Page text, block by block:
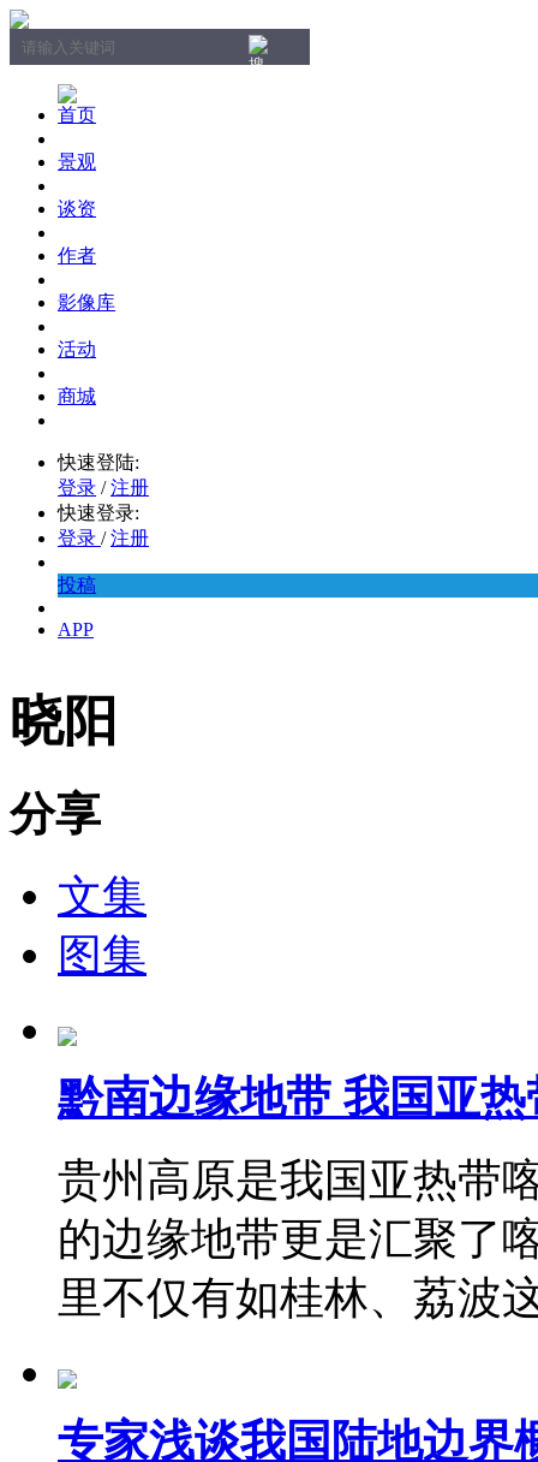
首页
景观
谈资
作者
影像库
活动
商城
快速登陆:
登录 / 注册
快速登录:
登录 / 注册
投稿
APP
晓阳
分享
文集
图集
黔南边缘地带 我国亚
贵州高原是我国亚热带
的边缘地带更是汇聚了
里不仅有如桂林、荔
专家浅谈我国陆地边界